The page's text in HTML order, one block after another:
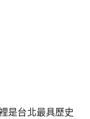
是台北最具歷史